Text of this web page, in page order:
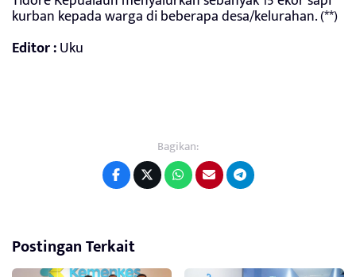
kurban kepada warga di beberapa desa/kelurahan. (**)
Editor :Uku
Bagikan:
Postingan Terkait